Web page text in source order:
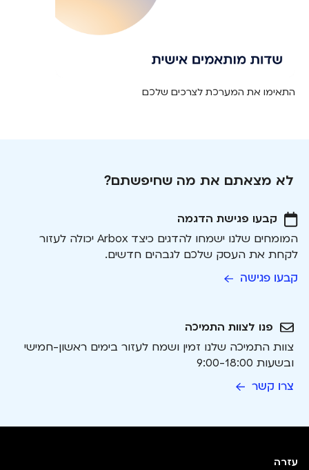
התאימו את המערכת לצרכים שלכם
לא מצאתם את מה שחיפשתם?
קבעו פגישת הדגמה
המומחים שלנו ישמחו להדגים כיצד Arbox יכולה לעזור
לקחת את העסק שלכם לגבהים חדשים.
קבעו פגישה
פנו לצוות התמיכה
צוות התמיכה שלנו זמין ושמח לעזור בימים ראשון-חמישי
ובשעות 9:00-18:00
צרו קשר
עזרה